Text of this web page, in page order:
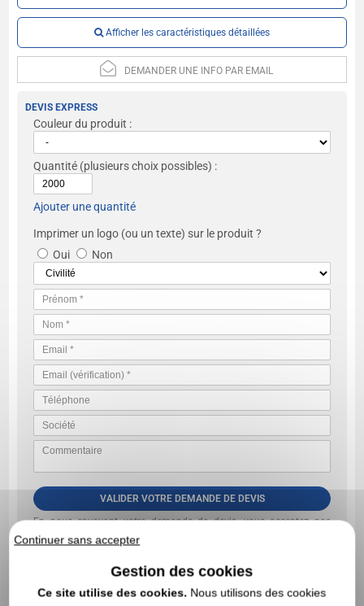
Afficher les caractéristiques détaillées
DEMANDER UNE INFO PAR EMAIL
DEVIS EXPRESS
Couleur du produit :
Quantité (plusieurs choix possibles) :
Ajouter une quantité
Imprimer un logo (ou un texte) sur le produit ?
Oui
Non
VALIDER VOTRE DEMANDE DE DEVIS
En nous envoyant votre demande de devis, vous acceptez nos
confidentialité des données
Continuer sans accepter
Gestion des cookies
Ce site utilise des cookies. Nous utilisons des cookies